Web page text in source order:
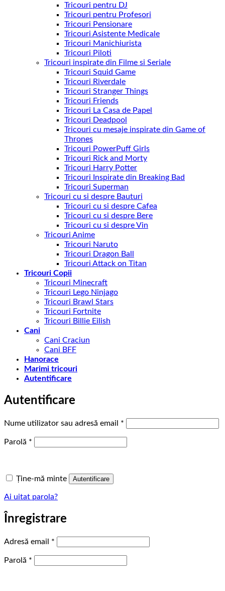
Tricouri pentru DJ
Tricouri pentru Profesori
Tricouri Pensionare
Tricouri Asistente Medicale
Tricouri Manichiurista
Tricouri Piloti
Tricouri inspirate din Filme si Seriale
Tricouri Squid Game
Tricouri Riverdale
Tricouri Stranger Things
Tricouri Friends
Tricouri La Casa de Papel
Tricouri Deadpool
Tricouri cu mesaje inspirate din Game of
Thrones
Tricouri PowerPuff Girls
Tricouri Rick and Morty
Tricouri Harry Potter
Tricouri Inspirate din Breaking Bad
Tricouri Superman
Tricouri cu si despre Bauturi
Tricouri cu si despre Cafea
Tricouri cu si despre Bere
Tricouri cu si despre Vin
Tricouri Anime
Tricouri Naruto
Tricouri Dragon Ball
Tricouri Attack on Titan
Tricouri Copii
Tricouri Minecraft
Tricouri Lego Ninjago
Tricouri Brawl Stars
Tricouri Fortnite
Tricouri Billie Eilish
Cani
Cani Craciun
Cani BFF
Hanorace
Marimi tricouri
Autentificare
Autentificare
Nume utilizator sau adresă email *
Parolă *
Ține-mă minte Autentificare
Ai uitat parola?
Înregistrare
Adresă email *
Parolă *